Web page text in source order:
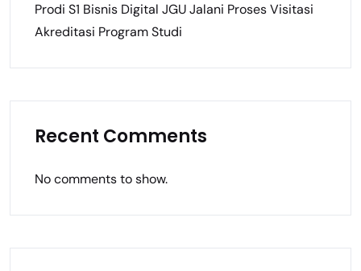
Prodi S1 Bisnis Digital JGU Jalani Proses Visitasi
Akreditasi Program Studi
Recent Comments
No comments to show.